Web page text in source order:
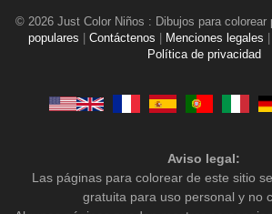
© 2026 Just Color Niños : Dibujos para colorear
populares
Contáctenos Menciones legales
Política de privacidad
Aviso legal:
Las páginas para colorear de este sitio
gratuita para uso personal y no